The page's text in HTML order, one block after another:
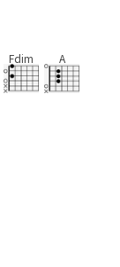
Fdim A